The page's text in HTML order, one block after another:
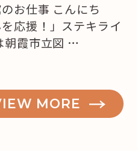
お仕事 こんにち
応援！」ステキライ
朝霞市立図 …
MORE